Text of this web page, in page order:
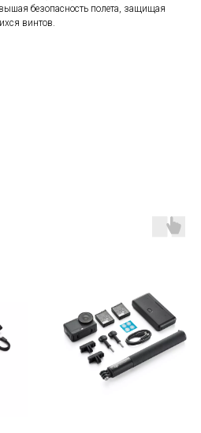
безопасность полета, защищая
винтов.